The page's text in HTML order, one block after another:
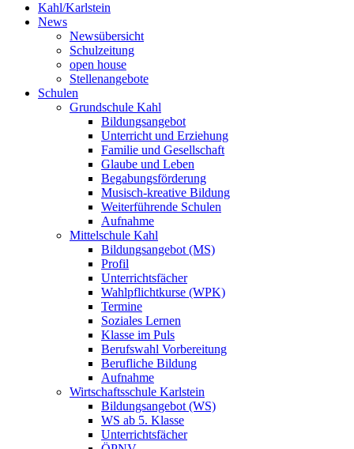
Kahl/Karlstein
News
Newsübersicht
Schulzeitung
open house
Stellenangebote
Schulen
Grundschule Kahl
Bildungsangebot
Unterricht und Erziehung
Familie und Gesellschaft
Glaube und Leben
Begabungsförderung
Musisch-kreative Bildung
Weiterführende Schulen
Aufnahme
Mittelschule Kahl
Bildungsangebot (MS)
Profil
Unterrichtsfächer
Wahlpflichtkurse (WPK)
Termine
Soziales Lernen
Klasse im Puls
Berufswahl Vorbereitung
Berufliche Bildung
Aufnahme
Wirtschaftsschule Karlstein
Bildungsangebot (WS)
WS ab 5. Klasse
Unterrichtsfächer